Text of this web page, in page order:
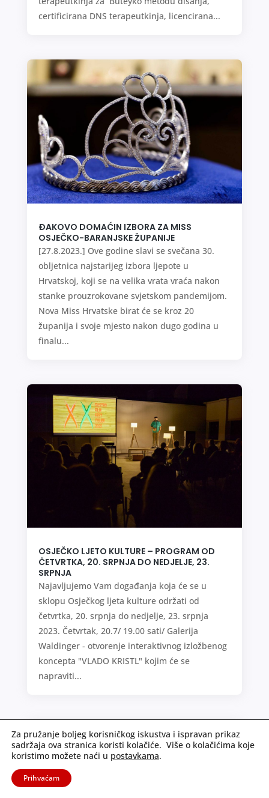
certificirana DNS terapeutkinja, licencirana...
ĐAKOVO DOMAĆIN IZBORA ZA MISS
OSJEČKO-BARANJSKE ŽUPANIJE
[27.8.2023.] Ove godine slavi se svečana 30.
obljetnica najstarijeg izbora ljepote u
Hrvatskoj, koji se na velika vrata vraća nakon
stanke prouzrokovane svjetskom pandemijom.
Nova Miss Hrvatske birat će se kroz 20
županija i svoje mjesto nakon dugo godina u
finalu...
OSJEČKO LJETO KULTURE – PROGRAM OD
ČETVRTKA, 20. SRPNJA DO NEDJELJE, 23.
SRPNJA
Najavljujemo Vam događanja koja će se u
sklopu Osječkog ljeta kulture održati od
četvrtka, 20. srpnja do nedjelje, 23. srpnja
2023. Četvrtak, 20.7/ 19.00 sati/ Galerija
Waldinger - otvorenje interaktivnog izložbenog
koncepta "VLADO KRISTL" kojim će se
napraviti...
Za pružanje boljeg korisničkog iskustva i ispravan prikaz
sadržaja ova stranica koristi kolačiće. Više o kolačićima koje
koristimo možete naći u postavkama.
Prihvaćam